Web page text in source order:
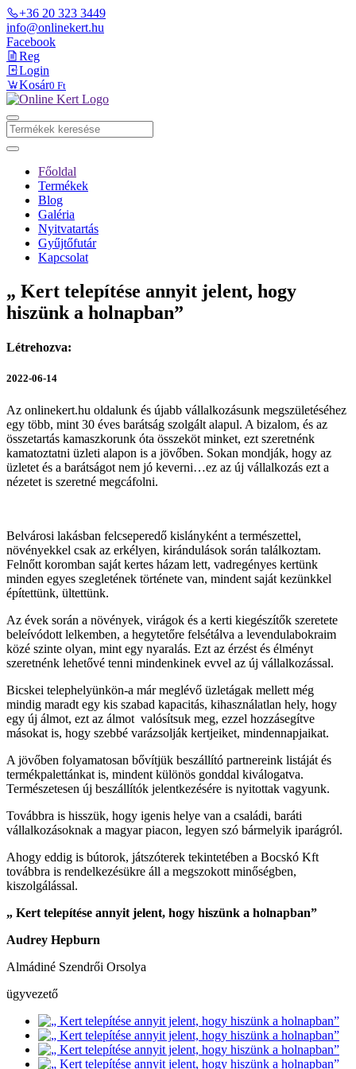
+36 20 323 3449
info@onlinekert.hu
Facebook
Reg
Login
Kosár0 Ft
Főoldal
Termékek
Blog
Galéria
Nyitvatartás
Gyűjtőfutár
Kapcsolat
„ Kert telepítése annyit jelent, hogy
hiszünk a holnapban”
Létrehozva:
2022-06-14
Az onlinekert.hu oldalunk és újabb vállalkozásunk megszületéséhez
egy több, mint 30 éves barátság szolgált alapul. A bizalom, és az
összetartás kamaszkorunk óta összeköt minket, ezt szeretnénk
kamatoztatni üzleti alapon is a jövőben. Sokan mondják, hogy az
üzletet és a barátságot nem jó keverni…ez az új vállalkozás ezt a
nézetet is szeretné megcáfolni.
Belvárosi lakásban felcseperedő kislányként a természettel,
növényekkel csak az erkélyen, kirándulások során találkoztam.
Felnőtt koromban saját kertes házam lett, vadregényes kertünk
minden egyes szegletének története van, mindent saját kezünkkel
építettünk, ültettünk.
Az évek során a növények, virágok és a kerti kiegészítők szeretete
beleívódott lelkemben, a hegytetőre felsétálva a levendulabokraim
közé szinte olyan, mint egy nyaralás. Ezt az érzést és élményt
szeretnénk lehetővé tenni mindenkinek evvel az új vállalkozással.
Bicskei telephelyünkön-a már meglévő üzletágak mellett még
mindig maradt egy kis szabad kapacitás, kihasználatlan hely, hogy
egy új álmot, ezt az álmot valósítsuk meg, ezzel hozzásegítve
másokat is, hogy szebbé varázsolják kertjeiket, mindennapjaikat.
A jövőben folyamatosan bővítjük beszállító partnereink listáját és
termékpalettánkat is, mindent különös gonddal kiválogatva.
Természetesen új beszállítók jelentkezésére is nyitottak vagyunk.
Továbbra is hisszük, hogy igenis helye van a családi, baráti
vállalkozásoknak a magyar piacon, legyen szó bármelyik iparágról.
Ahogy eddig is bútorok, játszóterek tekintetében a Bocskó Kft
továbbra is rendelkezésükre áll a megszokott minőségben,
kiszolgálással.
„ Kert telepítése annyit jelent, hogy hiszünk a holnapban”
Audrey Hepburn
Almádiné Szendrői Orsolya
ügyvezető